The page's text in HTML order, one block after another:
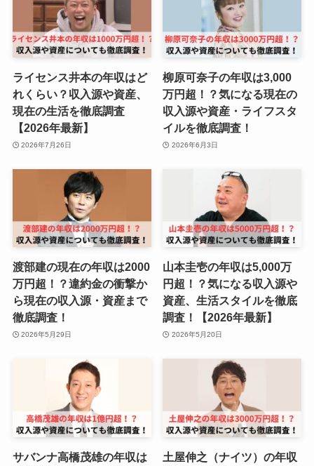
ライセンス井本の年収はど
れくらい？収入源や資産、
現在の生活を徹底調査
【2026年最新】
2026年7月26日
柳原可奈子の年収は3,000
万円超！？気になる現在の
収入源や資産・ライフスタ
イルを徹底調査！
2026年6月3日
渡部建の現在の年収は2000
万円超！？違約金の衝撃か
ら現在の収入源・資産まで
徹底調査！
2026年5月29日
山本圭壱の年収は5,000万
円超！？気になる収入源や
資産、生活スタイルを徹底
調査！【2026年最新】
2026年5月20日
サバンナ高橋茂雄の年収は
土屋伸之（ナイツ）の年収